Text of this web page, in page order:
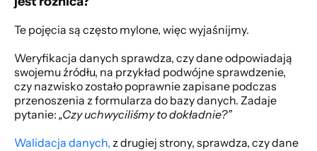
Te pojęcia są często mylone, więc wyjaśnijmy.
Weryfikacja danych sprawdza, czy dane odpowiadają
swojemu źródłu, na przykład podwójne sprawdzenie,
czy nazwisko zostało poprawnie zapisane podczas
przenoszenia z formularza do bazy danych. Zadaje
pytanie: „Czy uchwyciliśmy to dokładnie?”
Walidacja danych, z drugiej strony, sprawdza, czy dane